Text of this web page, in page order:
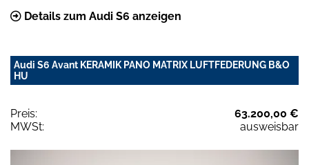
Details zum Audi S6 anzeigen
Audi S6 Avant KERAMIK PANO MATRIX LUFTFEDERUNG B&O
HU
Preis:
63.200,00 €
MWSt:
ausweisbar